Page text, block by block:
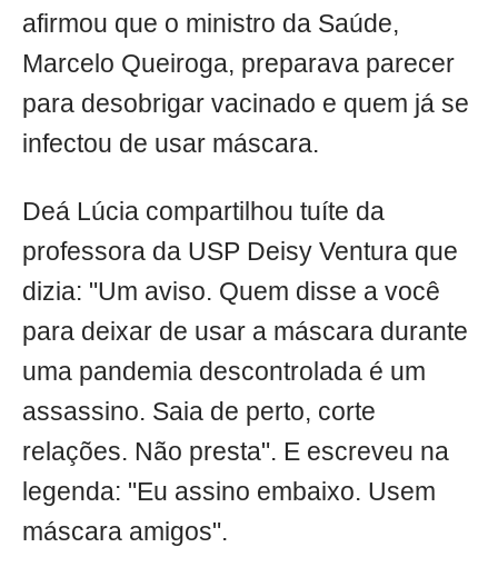
afirmou que o ministro da Saúde,
Marcelo Queiroga, preparava parecer
para desobrigar vacinado e quem já se
infectou de usar máscara.
Deá Lúcia compartilhou tuíte da
professora da USP Deisy Ventura que
dizia: "Um aviso. Quem disse a você
para deixar de usar a máscara durante
uma pandemia descontrolada é um
assassino. Saia de perto, corte
relações. Não presta". E escreveu na
legenda: "Eu assino embaixo. Usem
máscara amigos".